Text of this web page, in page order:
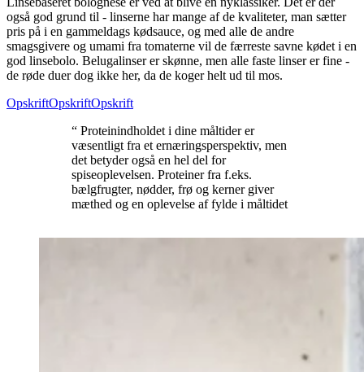
også god grund til - linserne har mange af de kvaliteter, man sætter
pris på i en gammeldags kødsauce, og med alle de andre
smagsgivere og umami fra tomaterne vil de færreste savne kødet i en
god linsebolo. Belugalinser er skønne, men alle faste linser er fine -
de røde duer dog ikke her, da de koger helt ud til mos.
OpskriftOpskriftOpskrift
“ Proteinindholdet i dine måltider er
væsentligt fra et ernæringsperspektiv, men
det betyder også en hel del for
spiseoplevelsen. Proteiner fra f.eks.
bælgfrugter, nødder, frø og kerner giver
mæthed og en oplevelse af fylde i måltidet